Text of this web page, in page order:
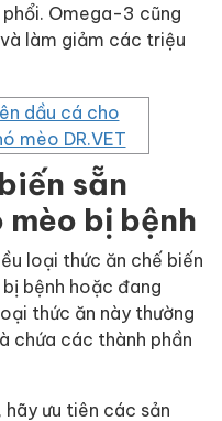
Omega-3 cũng
làm giảm các triệu
dầu cá cho
mèo DR.VET
sẵn
mèo bị bệnh
loại thức ăn chế biến
bệnh hoặc đang
thức ăn này thường
chứa các thành phần
hãy ưu tiên các sản